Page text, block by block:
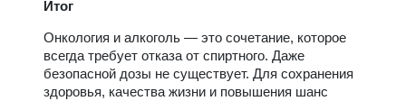
Итог
Онкология и алкоголь — это сочетание, которое
всегда требует отказа от спиртного. Даже
безопасной дозы не существует. Для сохранения
здоровья, качества жизни и повышения шанс